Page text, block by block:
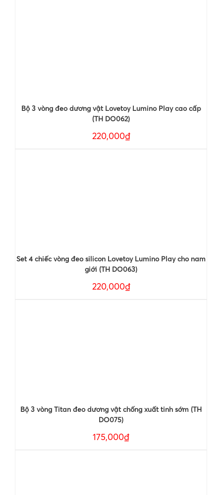
Bộ 3 vòng đeo dương vật Lovetoy Lumino Play cao cấp
(TH DO062)
220,000₫
Set 4 chiếc vòng đeo silicon Lovetoy Lumino Play cho nam
giới (TH DO063)
220,000₫
Bộ 3 vòng Titan đeo dương vật chống xuất tinh sớm (TH
DO075)
175,000₫